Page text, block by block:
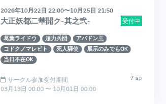
2026年10月22日 22:00〜10月25日 21:50
受付中
大正妖都二華開ク-其之弐-
葛葉ライドウ 超力兵団
アバドン王
コドクノマレビト
死人驛使
展示のみでもOK
当日不在OK
7 sp
サークル参加受付期間
03月13日 00:00 〜 10月01日 00:00